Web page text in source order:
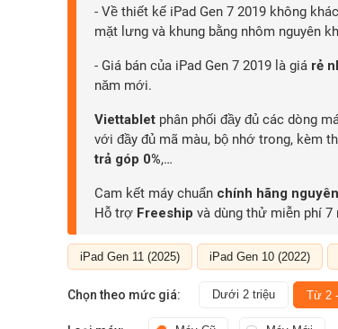
- Về thiết kế iPad Gen 7 2019 không
mặt lưng và khung bằng nhôm nguyên
- Giá bán của iPad Gen 7 2019 là giá rẻ
năm mới.
Viettablet phân phối đầy đủ các dòng
với đầy đủ mã màu, bộ nhớ trong, kèm
trả góp 0%,…
Cam kết máy chuẩn chính hãng
Hỗ trợ Freeship và dùng thử miễn phí 7
iPad Gen 11 (2025) iPad Gen 10 (2022)
Chọn theo mức giá: Dưới 2 triệu Từ 2